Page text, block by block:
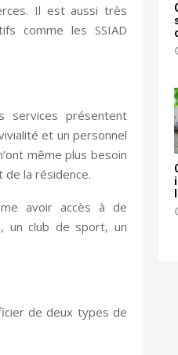
Il est aussi très
comme les SSIAD
services présentent
et un personnel
même plus besoin
la résidence.
avoir accès à de
un club de sport, un
de deux types de